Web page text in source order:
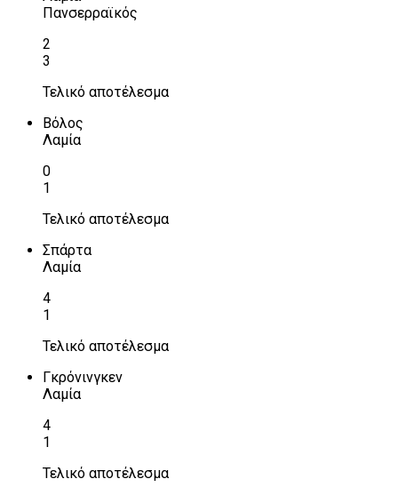
Πανσερραϊκός
2
3
Τελικό αποτέλεσμα
Βόλος
Λαμία
0
1
Τελικό αποτέλεσμα
Σπάρτα
Λαμία
4
1
Τελικό αποτέλεσμα
Γκρόνινγκεν
Λαμία
4
1
Τελικό αποτέλεσμα